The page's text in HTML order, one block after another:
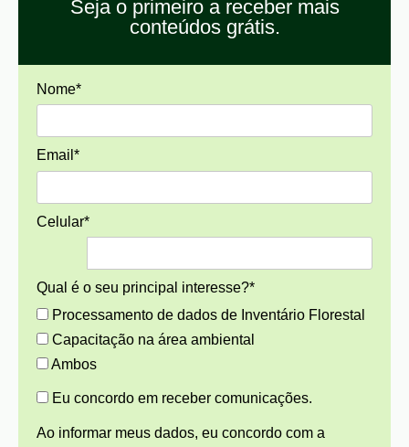
Seja o primeiro a receber mais
conteúdos grátis.
Nome*
Email*
Celular*
Qual é o seu principal interesse?*
Processamento de dados de Inventário Florestal
Capacitação na área ambiental
Ambos
Eu concordo em receber comunicações.
Ao informar meus dados, eu concordo com a